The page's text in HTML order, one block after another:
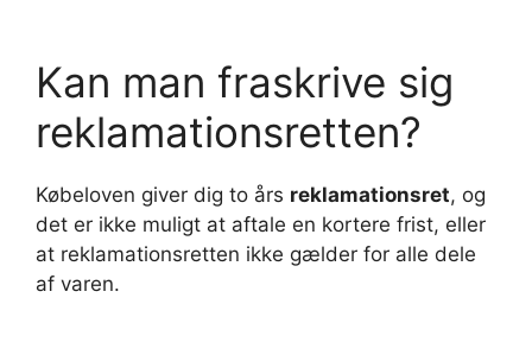
Kan man fraskrive sig
reklamationsretten?
Købeloven giver dig to års reklamationsret, og
det er ikke muligt at aftale en kortere frist, eller
at reklamationsretten ikke gælder for alle dele
af varen.